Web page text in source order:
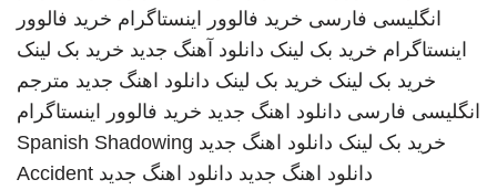
انگلیسی فارسی خرید فالوور اینستاگرام خرید فالوور
اینستاگرام خرید بک لینک دانلود آهنگ جدید خرید بک لینک
خرید بک لینک خرید بک لینک دانلود اهنگ جدید مترجم
انگلیسی فارسی دانلود اهنگ جدید خرید فالوور اینستاگرام
خرید بک لینک دانلود اهنگ جدید Spanish Shadowing
دانلود اهنگ جدید دانلود اهنگ جدید Accident